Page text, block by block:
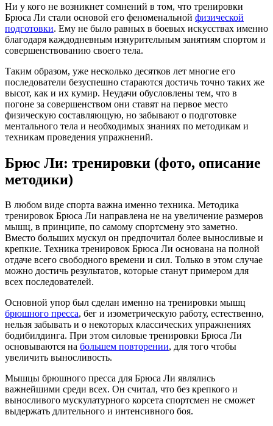
Ни у кого не возникнет сомнений в том, что тренировки
Брюса Ли стали основой его феноменальной физической
подготовки. Ему не было равных в боевых искусствах именно
благодаря каждодневным изнурительным занятиям спортом и
совершенствованию своего тела.
Таким образом, уже несколько десятков лет многие его
последователи безуспешно стараются достичь точно таких же
высот, как и их кумир. Неудачи обусловлены тем, что в
погоне за совершенством они ставят на первое место
физическую составляющую, но забывают о подготовке
ментального тела и необходимых знаниях по методикам и
техникам проведения упражнений.
Брюс Ли: тренировки (фото, описание
методики)
В любом виде спорта важна именно техника. Методика
тренировок Брюса Ли направлена не на увеличение размеров
мышц, в принципе, по самому спортсмену это заметно.
Вместо больших мускул он предпочитал более выносливые и
крепкие. Техника тренировок Брюса Ли основана на полной
отдаче всего свободного времени и сил. Только в этом случае
можно достичь результатов, которые станут примером для
всех последователей.
Основной упор был сделан именно на тренировки мышц
брюшного пресса, бег и изометрическую работу, естественно,
нельзя забывать и о некоторых классических упражнениях
бодибилдинга. При этом силовые тренировки Брюса Ли
основываются на большем повторении, для того чтобы
увеличить выносливость.
Мышцы брюшного пресса для Брюса Ли являлись
важнейшими среди всех. Он считал, что без крепкого и
выносливого мускулатурного корсета спортсмен не сможет
выдержать длительного и интенсивного боя.